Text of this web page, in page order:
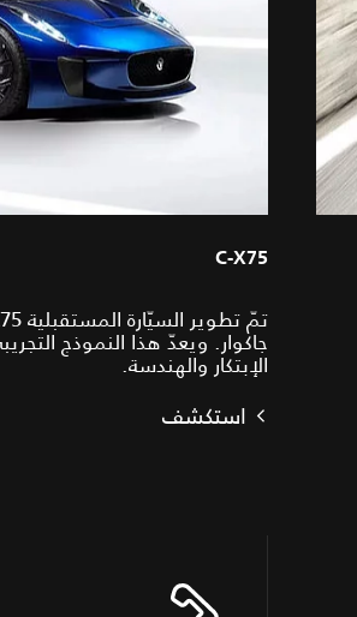
C‑X75
جاكوار. ويعدّ هذا النموذج
الإبتكار والهندسة.
استكشف